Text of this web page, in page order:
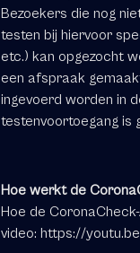
Bezoekers die nog
testen bij hiervoor
etc.) kan opgezocht
een afspraak
ingevoerd worden in
testenvoortoegang is
Hoe werkt de
Hoe de
video: https://